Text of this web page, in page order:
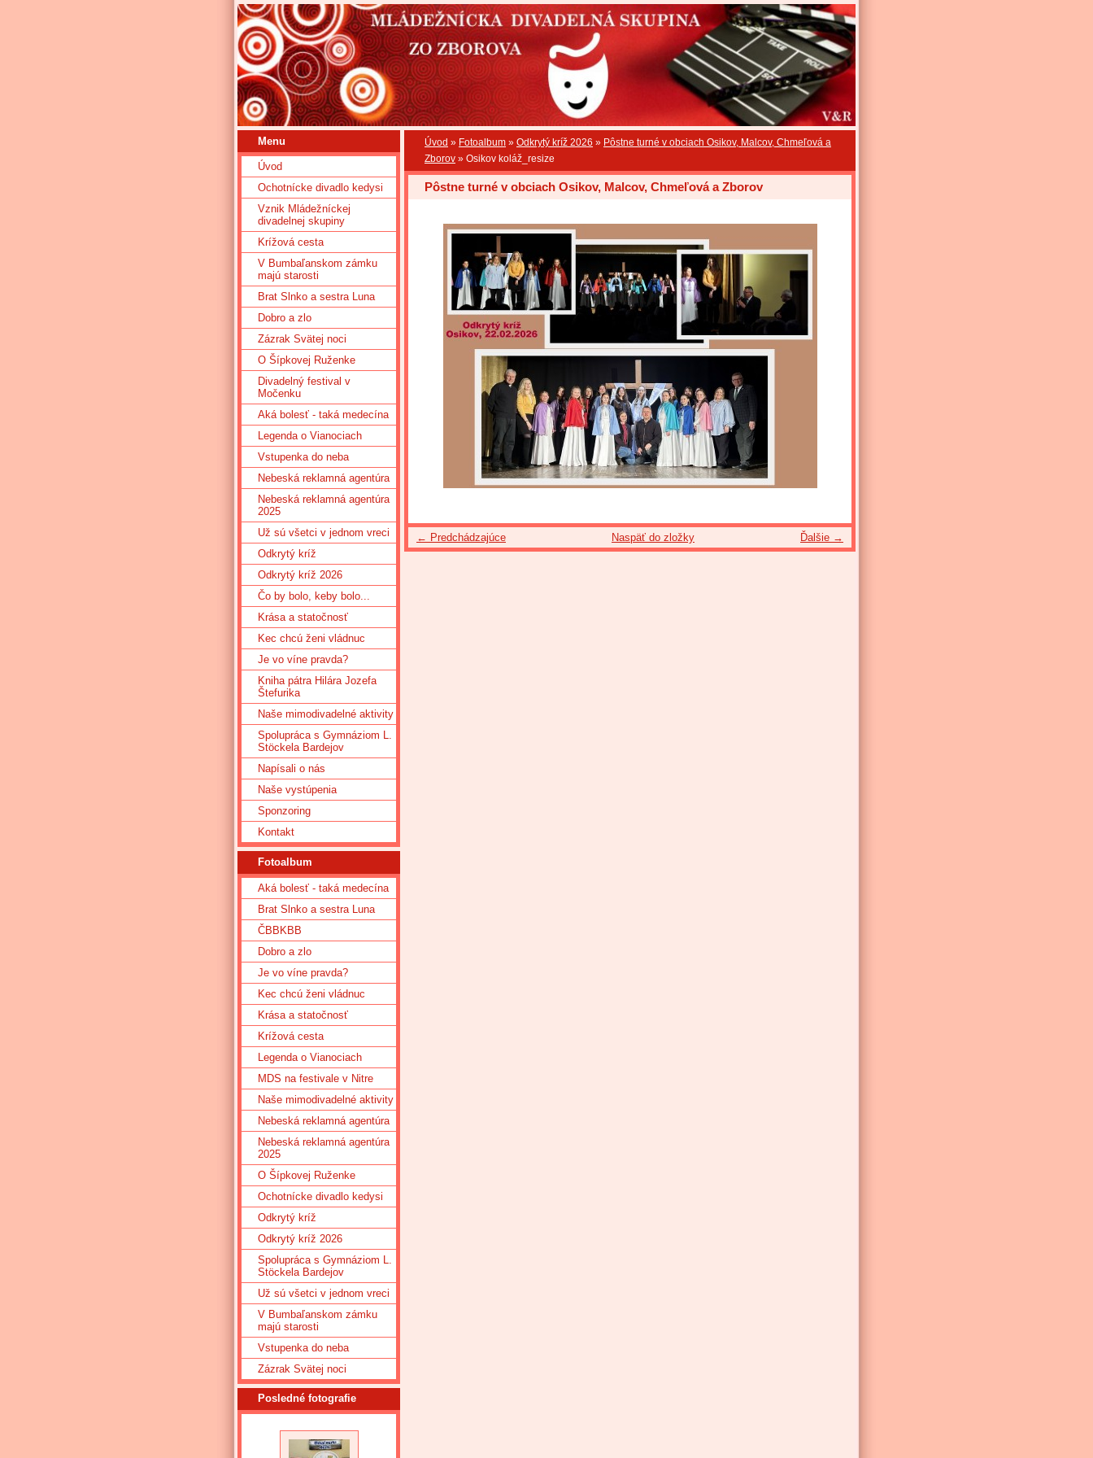
Úvod » Fotoalbum » Odkrytý kríž 2026 » Pôstne turné v obciach Osikov, Malcov, Chmeľová a
Zborov » Osikov koláž_resize
Pôstne turné v obciach Osikov, Malcov, Chmeľová a Zborov
← Predchádzajúce Ďalšie →
Naspäť do zložky
Menu
Úvod
Ochotnícke divadlo kedysi
Vznik Mládežníckej
divadelnej skupiny
Krížová cesta
V Bumbaľanskom zámku
majú starosti
Brat Slnko a sestra Luna
Dobro a zlo
Zázrak Svätej noci
O Šípkovej Ruženke
Divadelný festival v
Močenku
Aká bolesť - taká medecína
Legenda o Vianociach
Vstupenka do neba
Nebeská reklamná agentúra
Nebeská reklamná agentúra
2025
Už sú všetci v jednom vreci
Odkrytý kríž
Odkrytý kríž 2026
Čo by bolo, keby bolo...
Krása a statočnosť
Kec chcú ženi vládnuc
Je vo víne pravda?
Kniha pátra Hilára Jozefa
Štefurika
Naše mimodivadelné aktivity
Spolupráca s Gymnáziom L.
Stöckela Bardejov
Napísali o nás
Naše vystúpenia
Sponzoring
Kontakt
Fotoalbum
Aká bolesť - taká medecína
Brat Slnko a sestra Luna
ČBBKBB
Dobro a zlo
Je vo víne pravda?
Kec chcú ženi vládnuc
Krása a statočnosť
Krížová cesta
Legenda o Vianociach
MDS na festivale v Nitre
Naše mimodivadelné aktivity
Nebeská reklamná agentúra
Nebeská reklamná agentúra
2025
O Šípkovej Ruženke
Ochotnícke divadlo kedysi
Odkrytý kríž
Odkrytý kríž 2026
Spolupráca s Gymnáziom L.
Stöckela Bardejov
Už sú všetci v jednom vreci
V Bumbaľanskom zámku
majú starosti
Vstupenka do neba
Zázrak Svätej noci
Posledné fotografie